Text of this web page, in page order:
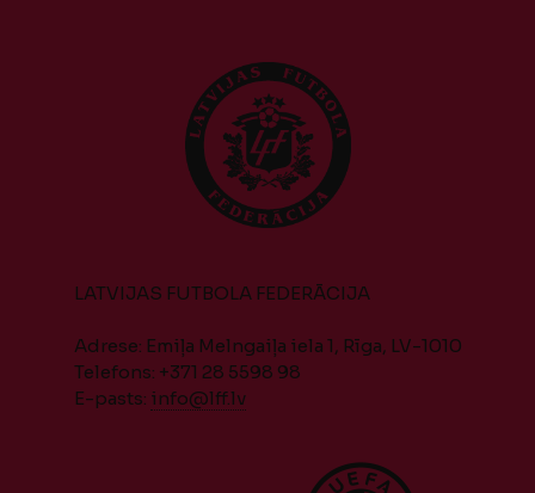
LATVIJAS FUTBOLA FEDERĀCIJA
Adrese: Emiļa Melngaiļa iela 1, Rīga, LV-1010
Telefons: +371 28 5598 98
E-pasts: info@lff.lv